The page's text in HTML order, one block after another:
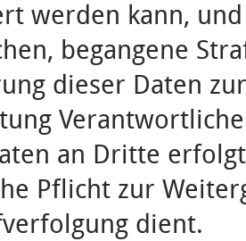
werden kann,
begangene
dieser Daten
an Dritte
Pflicht zur
dient.